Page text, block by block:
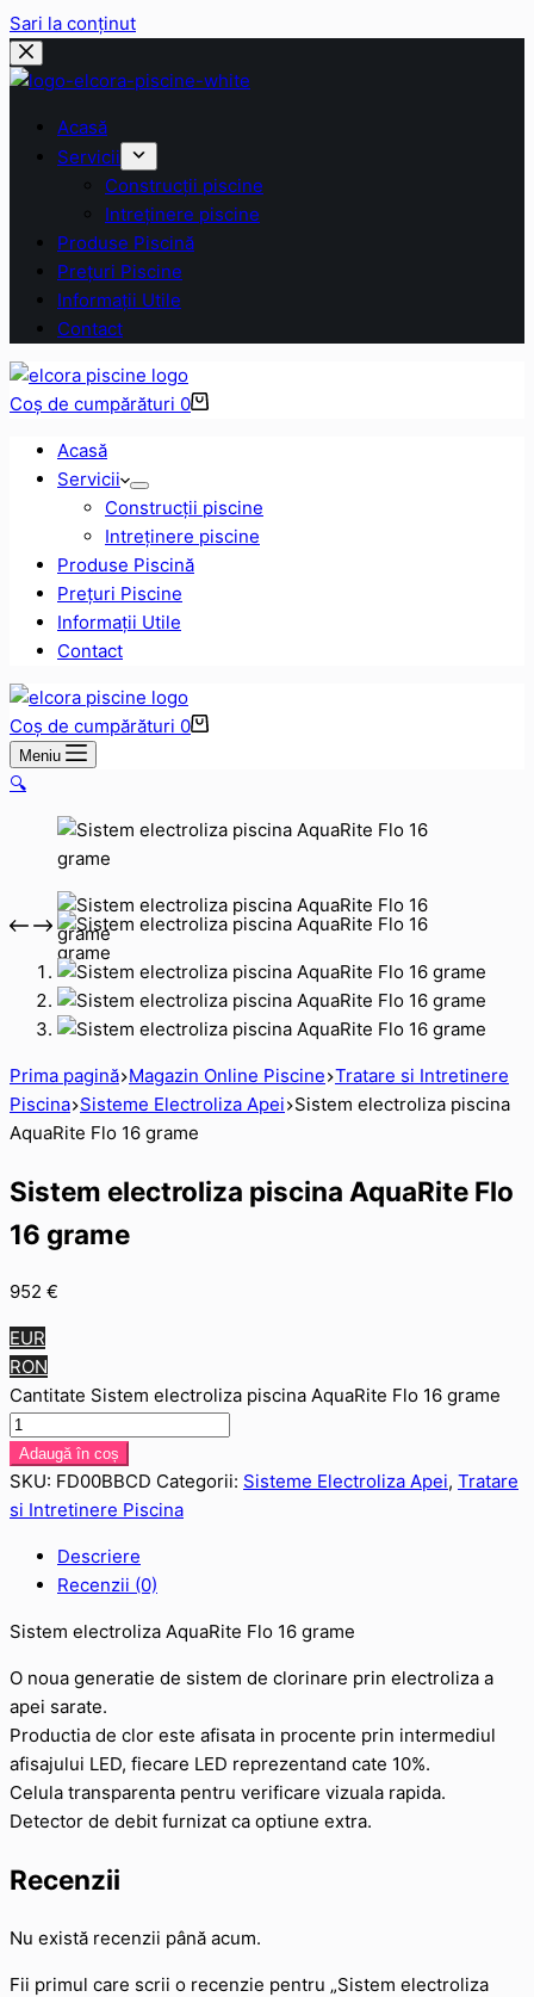
Sari la conținut
Acasă
Servicii
Construcții piscine
Intreținere piscine
Produse Piscină
Prețuri Piscine
Informații Utile
Contact
Coș de cumpărături 0
Acasă
Servicii
Construcții piscine
Intreținere piscine
Produse Piscină
Prețuri Piscine
Informații Utile
Contact
Coș de cumpărături 0
Meniu
🔍
Prima pagină Magazin Online Piscine Tratare si Intretinere
Piscina Sisteme Electroliza Apei Sistem electroliza piscina
AquaRite Flo 16 grame
Sistem electroliza piscina AquaRite Flo
16 grame
952 €
EUR
RON
Cantitate Sistem electroliza piscina AquaRite Flo 16 grame
Adaugă în coș
SKU: FD00BBCD Categorii: Sisteme Electroliza Apei, Tratare
si Intretinere Piscina
Descriere
Recenzii (0)
Sistem electroliza AquaRite Flo 16 grame
O noua generatie de sistem de clorinare prin electroliza a
apei sarate.
Productia de clor este afisata in procente prin intermediul
afisajului LED, fiecare LED reprezentand cate 10%.
Celula transparenta pentru verificare vizuala rapida.
Detector de debit furnizat ca optiune extra.
Recenzii
Nu există recenzii până acum.
Fii primul care scrii o recenzie pentru „Sistem electroliza